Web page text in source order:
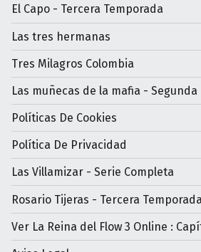
El Capo - Tercera Temporada
Las tres hermanas
Tres Milagros Colombia
Las muñecas de la mafia - Segunda
Políticas De Cookies
Política De Privacidad
Las Villamizar - Serie Completa
Rosario Tijeras - Tercera Temporada
Ver La Reina del Flow 3 Online :